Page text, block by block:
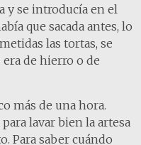
y se introducía en el
que sacada antes, lo
las tortas, se
de hierro o de
más de una hora.
lavar bien la artesa
Para saber cuándo